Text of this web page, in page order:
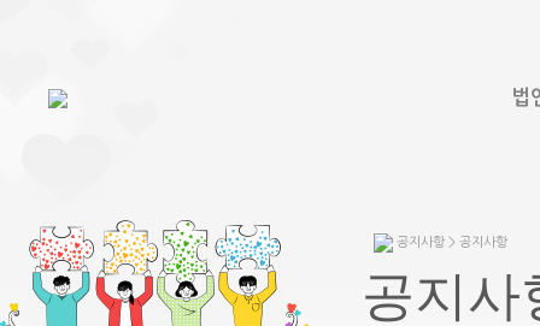
법
공지사항 > 공지사항
공지사